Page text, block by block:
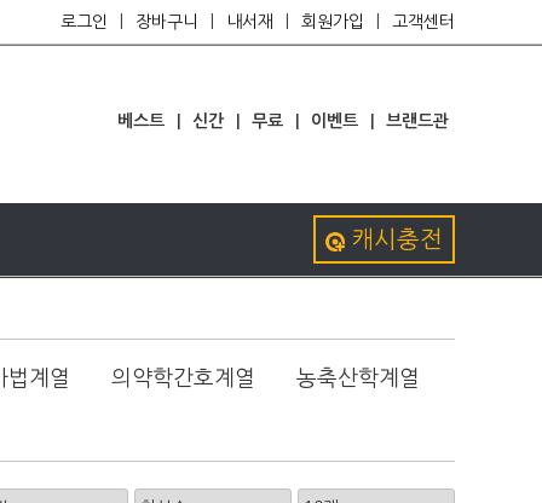
로그인 장바구니 내서재 회원가입 고객센터
베스트 신간 무료 이벤트 브랜드관
캐시충전
법계열 의약학간호계열
농축산학계열